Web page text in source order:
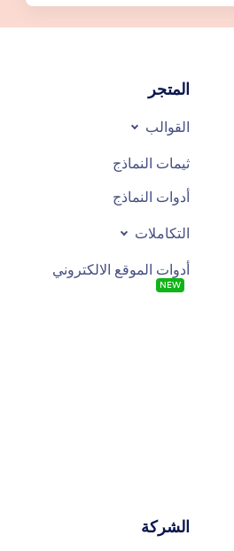
المتجر
القوالب
ثيمات النماذج
أدوات النماذج
التكاملات
أدوات الموقع الالكتروني
NEW
الشركة